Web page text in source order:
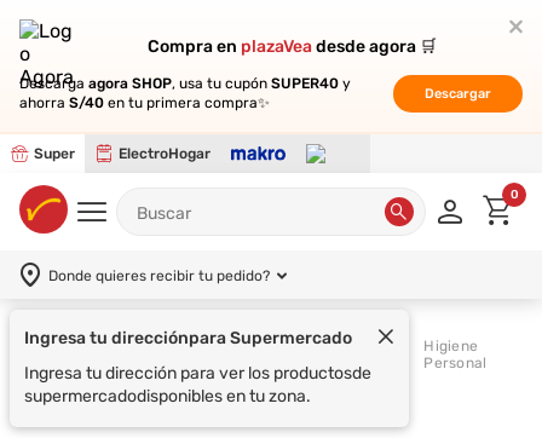
Compra en plazaVeadesde agora 🛒
Descarga agora SHOP, usa tu cupón SUPER40 y
ahorra S/40 en tu primera compra✨
Descargar
Super ElectroHogar
Compra en plazaVeadesde agora 🛒
Descarga agora SHOP, usa tu cupón SUPER40 y
ahorra S/40 en tu primera compra✨
Descargar
0
Donde quieres recibir tu pedido?
Ingresa tu direcciónpara Supermercado
Ingresa tu dirección para ver los productosde
supermercadodisponibles en tu zona.
Cuidado Personal y
Salud
Higiene
Personal